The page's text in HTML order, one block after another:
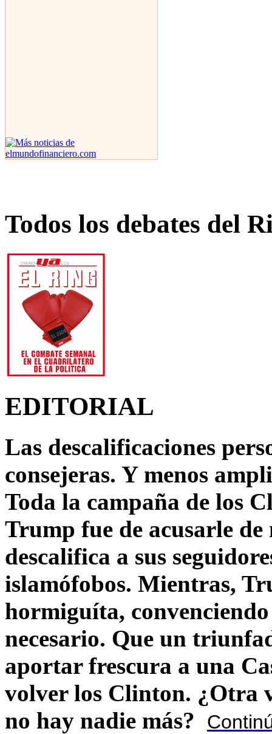
Todos los debates del
EDITORIAL
Las descalificaciones
consejeras. Y menos
Toda la campaña de los
Trump fue de acusarle
descalifica a sus
islamófobos. Mientras,
hormiguíta,
necesario. Que un
aportar frescura a una
volver los Clinton. ¿Otra
no hay nadie más?